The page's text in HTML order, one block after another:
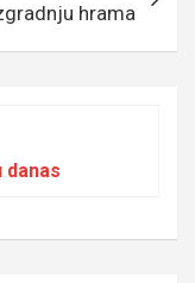
hrama
danas